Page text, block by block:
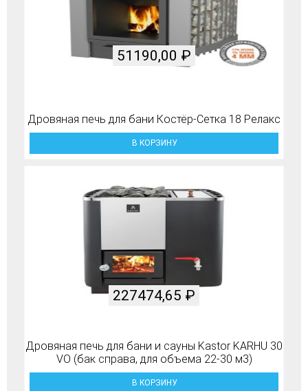
Дровяная печь для бани Костёр-Сетка 18 Релакс
51190,00 ₽
В КОРЗИНУ
Дровяная печь для бани и сауны Kastor KARHU 30
VO (бак справа, для объема 22-30 м3)
227474,65 ₽
В КОРЗИНУ